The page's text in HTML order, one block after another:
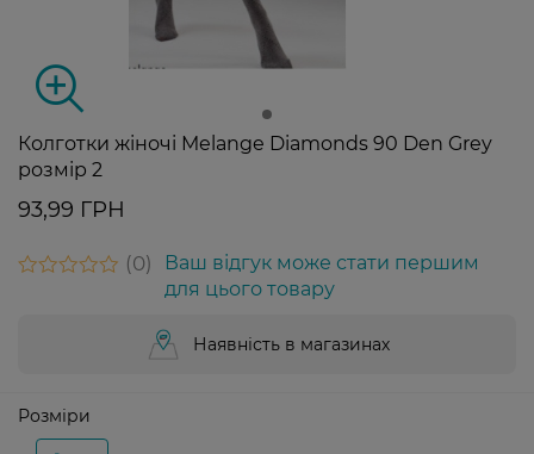
Колготки жіночі Melange Diamonds 90 Den Grey
розмір 2
93,99 ГРН
0
Ваш відгук може стати першим
для цього товару
Наявність в магазинах
Розміри